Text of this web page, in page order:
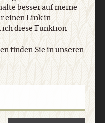
Abo online kündigen
besser auf meine
einen Link in
diese Funktion
finden Sie in unseren